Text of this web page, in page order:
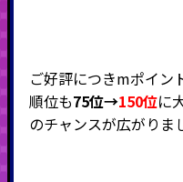
ご好評につきmポイン
順位も75位→150位に
のチャンスが広がりま